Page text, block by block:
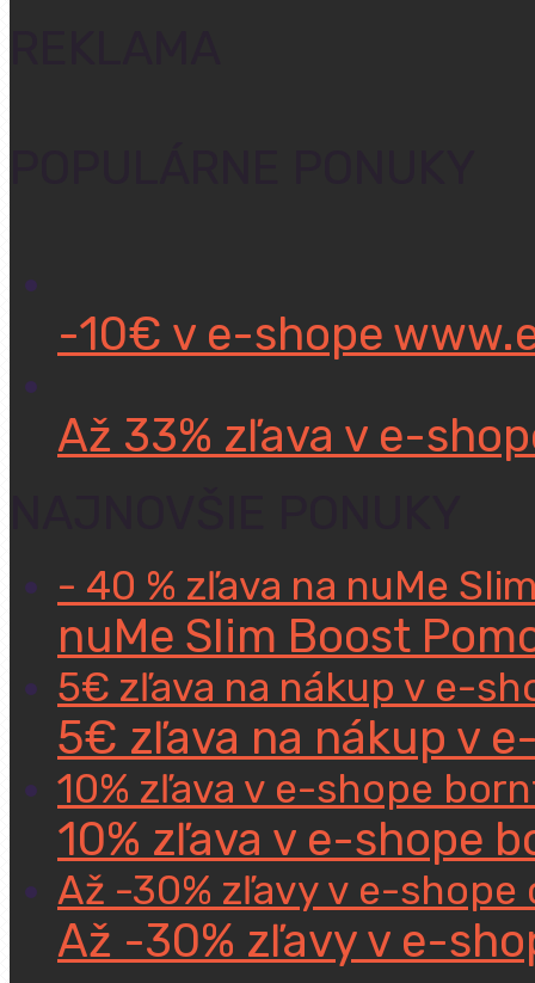
-10€ v e-shope
Až 33% zľava v e-
- 40 % zľava na nuMe
nuMe Slim Boost
5€ zľava na nákup v e-
5€ zľava na nákup v
10% zľava v e-shope
10% zľava v e-shope
Až -30% zľavy v e-shope
Až -30% zľavy v e-